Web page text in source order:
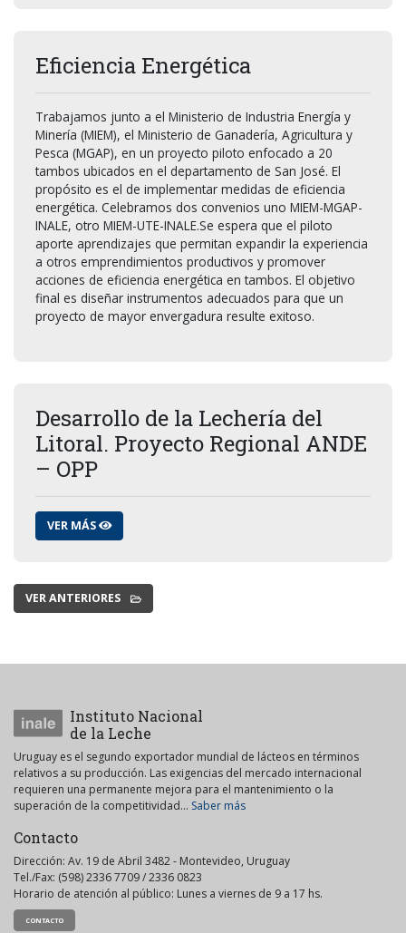
Eficiencia Energética
Trabajamos junto a el Ministerio de Industria Energía y
Minería (MIEM), el Ministerio de Ganadería, Agricultura y
Pesca (MGAP), en un proyecto piloto enfocado a 20
tambos ubicados en el departamento de San José. El
propósito es el de implementar medidas de eficiencia
energética. Celebramos dos convenios uno MIEM-MGAP-
INALE, otro MIEM-UTE-INALE.Se espera que el piloto
aporte aprendizajes que permitan expandir la experiencia
a otros emprendimientos productivos y promover
acciones de eficiencia energética en tambos. El objetivo
final es diseñar instrumentos adecuados para que un
proyecto de mayor envergadura resulte exitoso.
Desarrollo de la Lechería del
Litoral. Proyecto Regional ANDE
– OPP
VER MÁS
VER ANTERIORES
Instituto Nacional
de la Leche
Uruguay es el segundo exportador mundial de lácteos en términos
relativos a su producción. Las exigencias del mercado internacional
requieren una permanente mejora para el mantenimiento o la
superación de la competitividad... Saber más
Contacto
Dirección: Av. 19 de Abril 3482 - Montevideo, Uruguay
Tel./Fax: (598) 2336 7709 / 2336 0823
Horario de atención al público: Lunes a viernes de 9 a 17 hs.
CONTACTO